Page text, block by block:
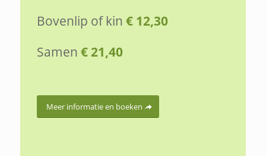
Bovenlip of kin€ 12,30
Samen € 21,40
Meer informatie en boeken